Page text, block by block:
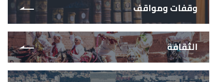
وقفات ومواقف
الثقافة